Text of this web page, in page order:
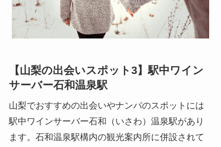
【山梨の出会いスポット3】駅中ワイン
サーバー石和温泉駅
山梨でおすすめの出会いやナンパのスポットには
駅中ワインサーバー石和（いさわ）温泉駅があり
ます。石和温泉駅構内の観光案内所に併設されて